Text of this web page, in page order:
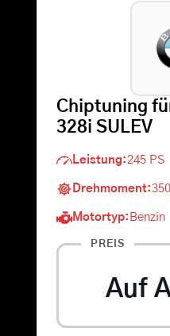
Chiptuning
328i SULEV
Leistung: 245 PS
Drehmoment:
Motortyp: Benzin
PREIS
Auf